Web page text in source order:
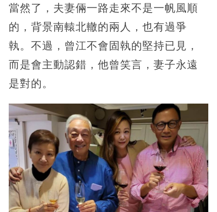
當然了，夫妻倆一路走來不是一帆風順
的，背景南轅北轍的兩人，也有過爭
執。不過，曾江不會固執的堅持已見，
而是會主動認錯，他曾笑言，妻子永遠
是對的。